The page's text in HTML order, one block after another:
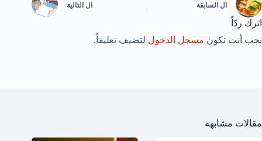
ال السابقة ال التالية
اترك ردّاً
يجب أنت تكون مسجل الدخول لتضيف تعليقاً.
مقالات مشابهة